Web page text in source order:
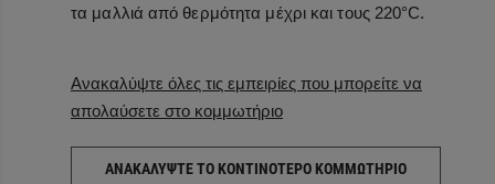
τα μαλλιά από θερμότητα μέχρι και τους 220°C.
Ανακαλύψτε όλες τις εμπειρίες που μπορείτε να
απολαύσετε στο κομμωτήριο
ΑΝΑΚΑΛΥΨΤΕ ΤΟ ΚΟΝΤΙΝΟΤΕΡΟ ΚΟΜΜΩΤΗΡΙΟ